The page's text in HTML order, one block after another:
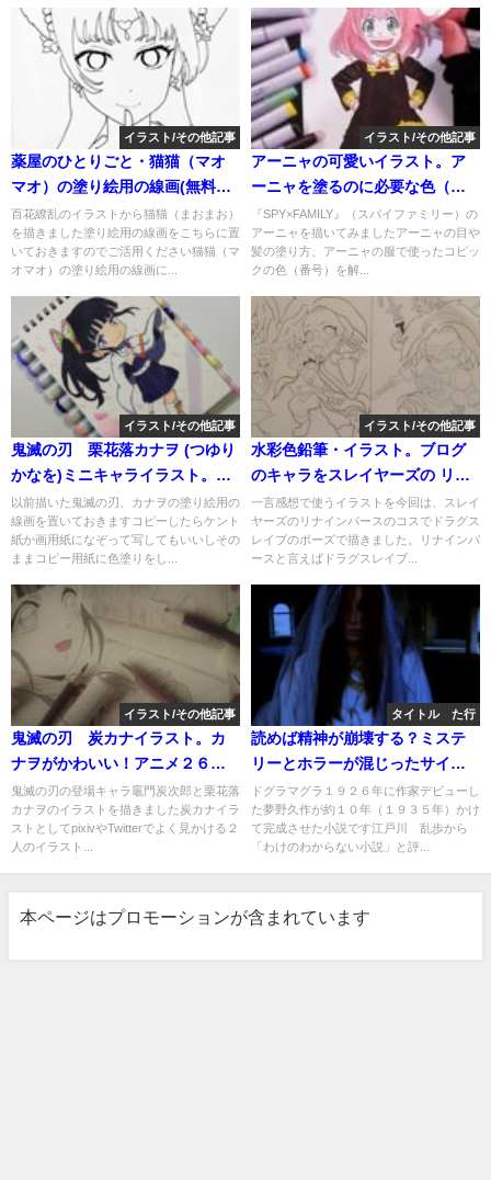
イラスト/その他記事
薬屋のひとりごと・猫猫（マオ
マオ）の塗り絵用の線画(無料塗
り絵)。印刷、ダウンロードすれ
ばアイビスペイントで塗り絵可
能。線画をなぞって描き方の練
百花繚乱のイラストから猫猫（まおまお）
を描きました塗り絵用の線画をこちらに置
いておきますのでご活用ください猫猫（マ
オマオ）の塗り絵用の線画に...
イラスト/その他記事
アーニャの可愛いイラスト。ア
ーニャを塗るのに必要な色（コ
ピック）は？アーニャの服の
色、金色（部分）の袖は？ほほ
の赤みは？
『SPY×FAMILY』（スパイファミリー）の
アーニャを描いてみましたアーニャの目や
髪の塗り方、アーニャの服で使ったコピッ
クの色（番号）を解...
イラスト/その他記事
鬼滅の刃 栗花落カナヲ (つゆり
かなを)ミニキャライラスト。塗
り絵。 塗り絵用の線画。
以前描いた鬼滅の刃、カナヲの塗り絵用の
線画を置いておきますコピーしたらケント
紙か画用紙になぞって写してもいいしその
ままコピー用紙に色塗りをし...
イラスト/その他記事
水彩色鉛筆・イラスト。ブログ
のキャラをスレイヤーズの リナ
インバースのコスで描きまし
た。おまけでリナインバースも
描きました。
一言感想で使うイラストを今回は、スレイ
ヤーズのリナインバースのコスでドラグス
レイブのポーズで描きました。リナインバ
ースと言えばドラグスレイブ...
イラスト/その他記事
鬼滅の刃 炭カナイラスト。カ
ナヲがかわいい！アニメ２６
話、炭治郎とカナヲのコインの
ワンシーンを描いてみました。
動画あり。
鬼滅の刃の登場キャラ竈門炭次郎と栗花落
カナヲのイラストを描きました炭カナイラ
ストとしてpixivやTwitterでよく見かける２
人のイラスト...
タイトル た行
読めば精神が崩壊する？ミステ
リーとホラーが混じったサイコ
小説。日本三大奇書の１つ「ド
グラ・マグラ 上巻」 夢野
久作
ドグラマグラ１９２６年に作家デビューし
た夢野久作が約１０年（１９３５年）かけ
て完成させた小説です江戸川 乱歩から
「わけのわからない小説」と評...
本ページはプロモーションが含まれています